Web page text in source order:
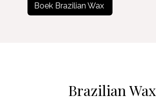
Boek Brazilian Wax
Brazilian Wax